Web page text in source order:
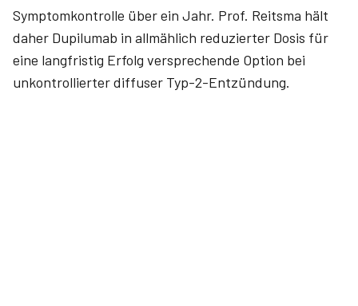
Symptomkontrolle über ein Jahr. Prof. Reitsma hält
daher Dupilumab in allmählich reduzierter Dosis für
eine langfristig Erfolg versprechende Option bei
unkontrollierter diffuser Typ-2-Entzündung.